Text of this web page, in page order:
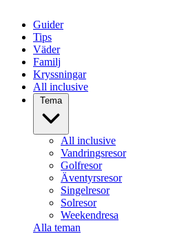
Guider
Tips
Väder
Familj
Kryssningar
All inclusive
Tema
All inclusive
Vandringsresor
Golfresor
Äventyrsresor
Singelresor
Solresor
Weekendresa
Alla teman